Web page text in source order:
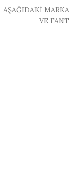
AŞAĞIDAKİ
VE